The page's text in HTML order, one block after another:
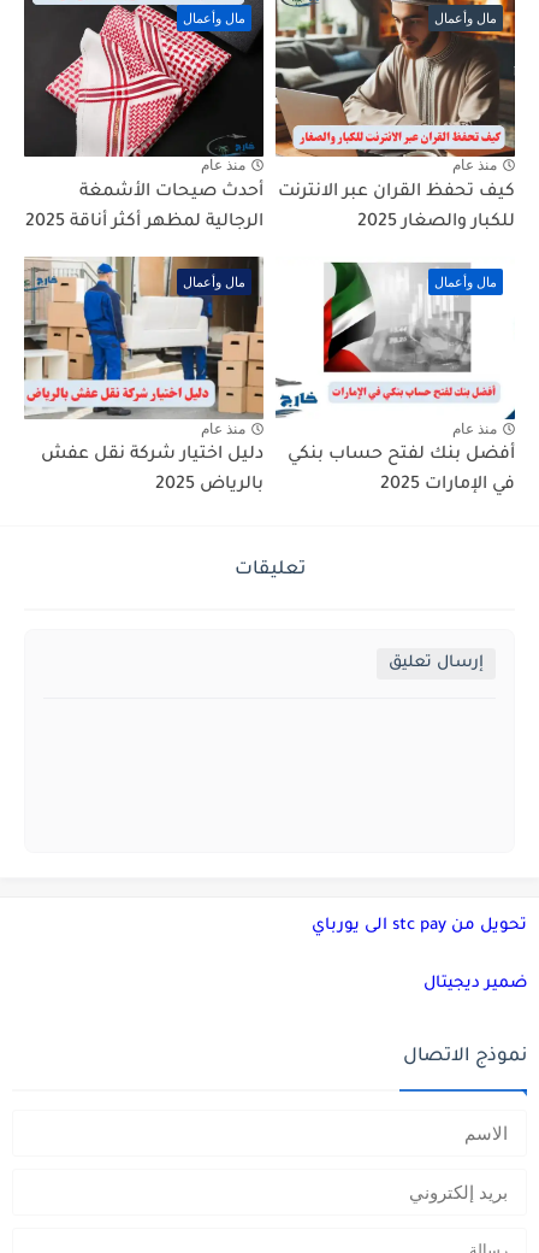
مال وأعمال
منذ عام
كيف تحفظ القران عبر الانترنت
للكبار والصغار 2025
مال وأعمال
منذ عام
أحدث صيحات الأشمغة
الرجالية لمظهر أكثر أناقة 2025
مال وأعمال
منذ عام
أفضل بنك لفتح حساب بنكي
في الإمارات 2025
مال وأعمال
منذ عام
دليل اختيار شركة نقل عفش
بالرياض 2025
تعليقات
إرسال تعليق
تحويل من stc pay الى يورباي
ضمير ديجيتال
نموذج الاتصال